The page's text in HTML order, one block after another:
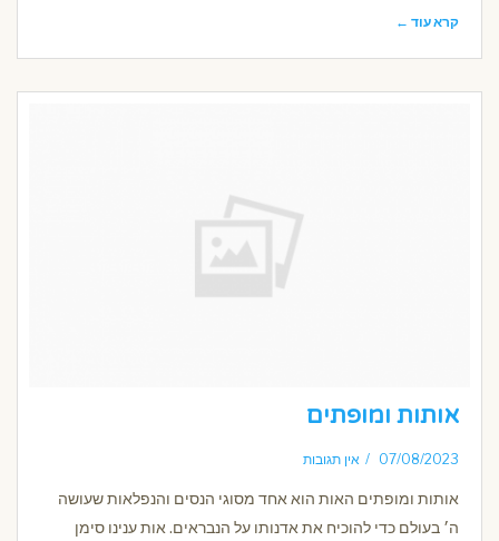
קרא עוד ←
אותות ומופתים
07/08/2023 אין תגובות
אותות ומופתים האות הוא אחד מסוגי הנסים והנפלאות שעושה
ה׳ בעולם כדי להוכיח את אדנותו על הנבראים. אות ענינו סימן